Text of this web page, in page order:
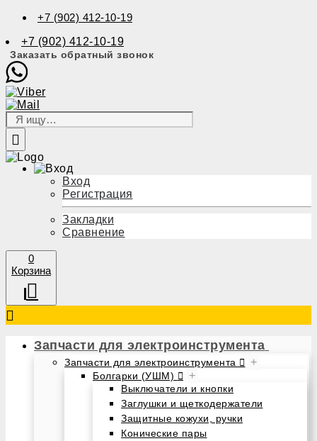
+7 (902) 412-10-19
+7 (902) 412-10-19
Заказать обратный звонок
Вход
Регистрация
Закладки
Сравнение
0
Корзина
Запчасти для электроинструмента
Запчасти для электроинструмента +
Болгарки (УШМ) +
Выключатели и кнопки
Заглушки и щеткодержатели
Защитные кожухи, ручки
Конические пары